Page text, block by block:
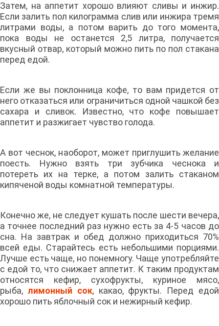
Затем, на аппетит хорошо влияют сливы и инжир.
Если залить пол килограмма слив или инжира тремя
литрами воды, а потом варить до того момента,
пока воды не останется 2,5 литра, получается
вкусный отвар, который можно пить по пол стакана
перед едой.
Если же вы поклонница кофе, то вам придется от
него отказаться или ограничиться одной чашкой без
сахара и сливок. Известно, что кофе повышает
аппетит и разжигает чувство голода.
А вот чеснок, наоборот, может приглушить желание
поесть. Нужно взять три зубчика чеснока и
потереть их на терке, а потом залить стаканом
кипяченой воды комнатной температуры.
Конечно же, не следует кушать после шести вечера,
а точнее последний раз нужно есть за 4-5 часов до
сна. На завтрак и обед должно приходиться 70%
всей еды. Старайтесь есть небольшими порциями.
Лучше есть чаще, но понемногу. Чаще употребляйте
с едой то, что снижает аппетит. К таким продуктам
относятся кефир, сухофрукты, куриное мясо,
рыба, лимонный сок, какао, фрукты. Перед едой
хорошо пить яблочный сок и нежирный кефир.